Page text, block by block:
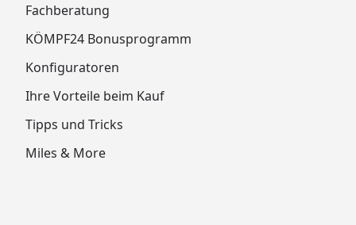
Fachberatung
KÖMPF24 Bonusprogramm
Konfiguratoren
Ihre Vorteile beim Kauf
Tipps und Tricks
Miles & More